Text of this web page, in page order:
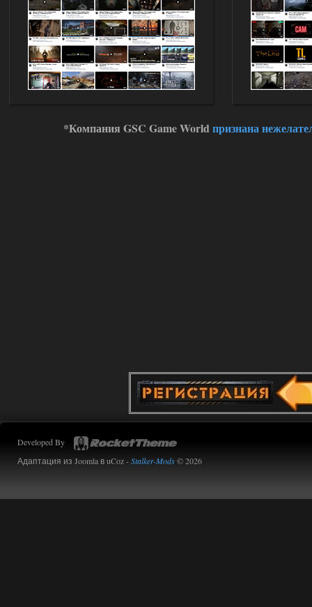
*Компания GSC Game Worldпризнана
Developed By
Адаптация из Joomla в uCoz -Stalker-Mods© 2026